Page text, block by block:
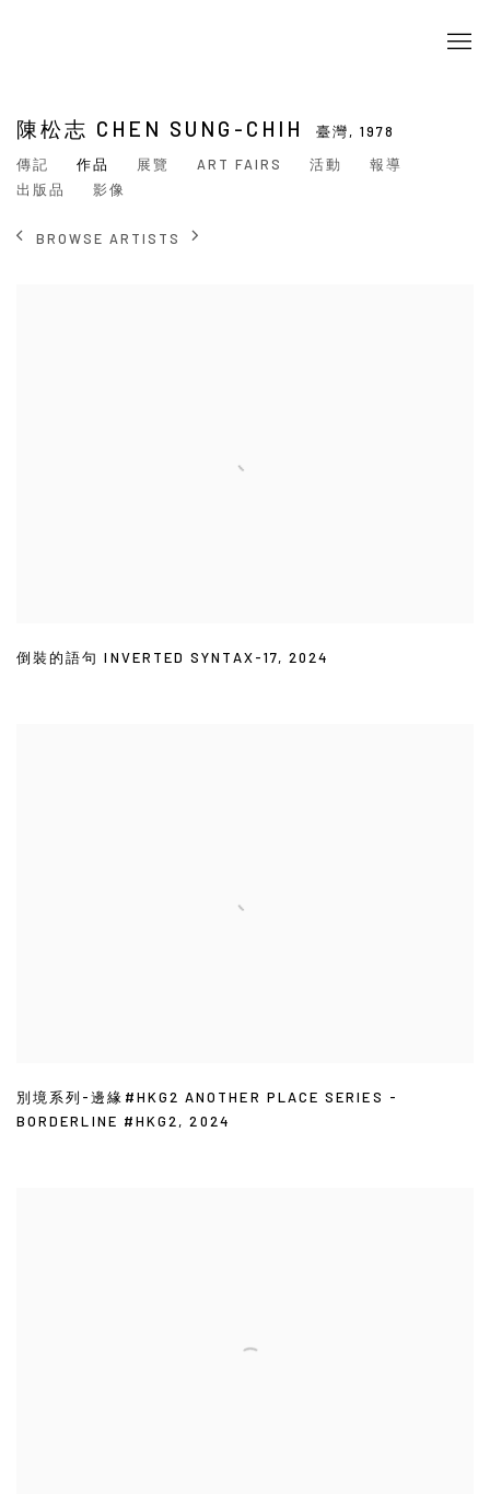
陳松志 CHEN SUNG-CHIH 臺灣, 1978
傳記
作品 展覽 ART FAIRS 活動
報導
出版品
影像
BROWSE ARTISTS
倒裝的語句 INVERTED SYNTAX-17,2024
別境系列-邊緣#HKG2 ANOTHER PLACE SERIES -
BORDERLINE #HKG2,2024